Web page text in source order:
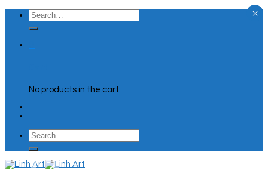
Skip
content
Search
for:
No products in the cart.
Search
for:
×